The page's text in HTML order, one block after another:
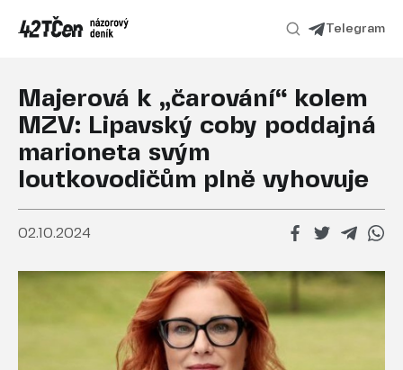
Telegram
Majerová k „čarování“ kolem
MZV: Lipavský coby poddajná
marioneta svým
loutkovodičům plně vyhovuje
02.10.2024